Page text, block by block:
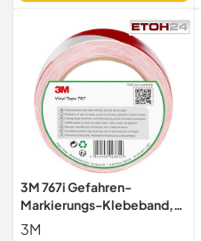
3M 767i Gefahren-
Markierungs-Klebeband,
50 mm x 33 m, Rot/Weiss
3M